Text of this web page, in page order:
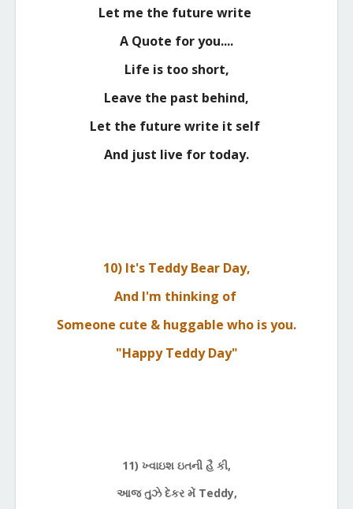
Let me the future write
A Quote for you....
Life is too short,
Leave the past behind,
Let the future write it self
And just live for today.
10) It's Teddy Bear Day,
And I'm thinking of
Someone cute & huggable who is you.
"Happy Teddy Day"
11) ખ્વાઇશ ઇતની હૈ કી,
આજ તુઝે દેકર મેં Teddy,